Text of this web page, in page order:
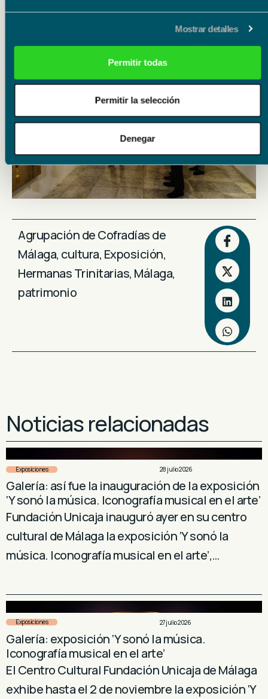
Mostrar detalles
Permitir todas
Permitir la selección
Denegar
la madrugada.
Agrupación de Cofradías de
Málaga, cultura, Exposición,
Hermanas Trinitarias, Málaga,
patrimonio
Noticias relacionadas
Exposiciones 28 julio 2026
Galería: así fue la inauguración de la exposición
‘Y sonó la música. Iconografía musical en el arte’
Fundación Unicaja inauguró ayer en su centro
cultural de Málaga la exposición ‘Y sonó la
música. Iconografía musical en el arte’,…
Exposiciones 27 julio 2026
Galería: exposición ‘Y sonó la música.
Iconografía musical en el arte’
El Centro Cultural Fundación Unicaja de Málaga
exhibe hasta el 2 de noviembre la exposición ‘Y